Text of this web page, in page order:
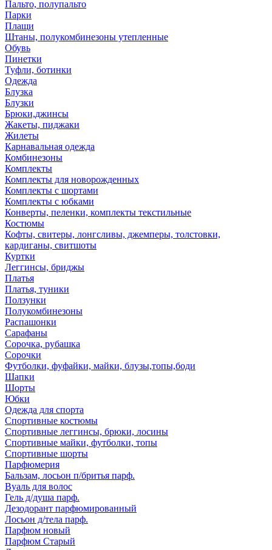
Пальто, полупальто
Парки
Плащи
Штаны, полукомбинезоны утепленные
Обувь
Пинетки
Туфли, ботинки
Одежда
Блузка
Блузки
Брюки,джинсы
Жакеты, пиджаки
Жилеты
Карнавальная одежда
Комбинезоны
Комплекты
Комплекты для новорожденных
Комплекты с шортами
Комплекты с юбками
Конверты, пеленки, комплекты текстильные
Костюмы
Кофты, свитеры, лонгсливы, джемперы, толстовки,
кардиганы, свитшоты
Куртки
Леггинсы, бриджы
Платья
Платья, туники
Ползунки
Полукомбинезоны
Распашонки
Сарафаны
Сорочка, рубашка
Сорочки
Футболки, фуфайки, майки, блузы,топы,боди
Шапки
Шорты
Юбки
Одежда для спорта
Спортивные костюмы
Спортивные леггинсы, брюки, лосины
Спортивные майки, футболки, топы
Спортивные шорты
Парфюмерия
Бальзам, лосьон п/бритья парф.
Вуаль для волос
Гель д/душа парф.
Дезодорант парфюмированный
Лосьон д/тела парф.
Парфюм новый
Парфюм Старый